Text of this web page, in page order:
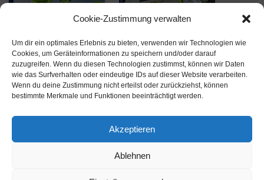
Cookie-Zustimmung verwalten
Um dir ein optimales Erlebnis zu bieten, verwenden wir Technologien wie
Cookies, um Geräteinformationen zu speichern und/oder darauf
zuzugreifen. Wenn du diesen Technologien zustimmst, können wir Daten
wie das Surfverhalten oder eindeutige IDs auf dieser Website verarbeiten.
Wenn du deine Zustimmung nicht erteilst oder zurückziehst, können
bestimmte Merkmale und Funktionen beeinträchtigt werden.
Akzeptieren
Ablehnen
Ausgabe verpasst? Kein Problem – einfach nachbestellen im